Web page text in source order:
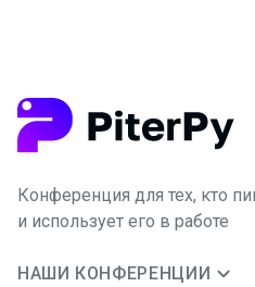
Конференция для тех, кто
и использует его в работе
НАШИ КОНФЕРЕНЦИИ